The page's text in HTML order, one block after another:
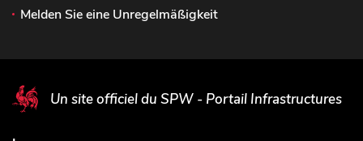
Melden Sie eine Unregelmäßigkeit
Un site officiel du SPW - Portail Infrastructures